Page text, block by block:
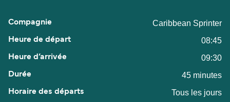
Caribbean Sprinter
08:45
09:30
45 minutes
Tous les jours